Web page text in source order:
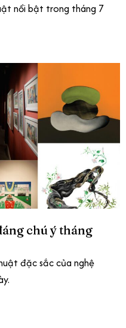
nổi bật trong tháng 7
chú ý tháng
đặc sắc của nghệ